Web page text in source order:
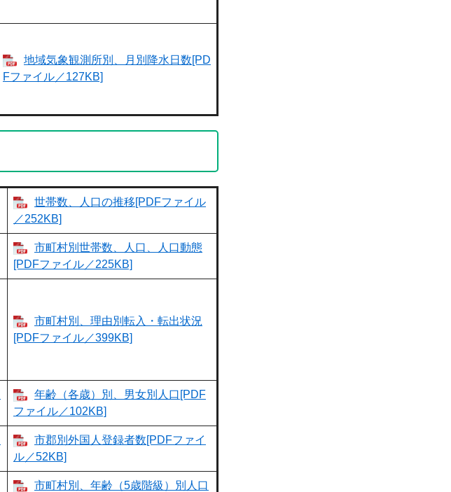
地域気象観測所別、月別降水日数[PD
Fファイル／127KB]
世帯数、人口の推移[PDFファイル
／252KB]
市町村別世帯数、人口、人口動態
[PDFファイル／225KB]
市町村別、理由別転入・転出状況
[PDFファイル／399KB]
年齢（各歳）別、男女別人口[PDF
ファイル／102KB]
市郡別外国人登録者数[PDFファイ
ル／52KB]
市町村別、年齢（5歳階級）別人口